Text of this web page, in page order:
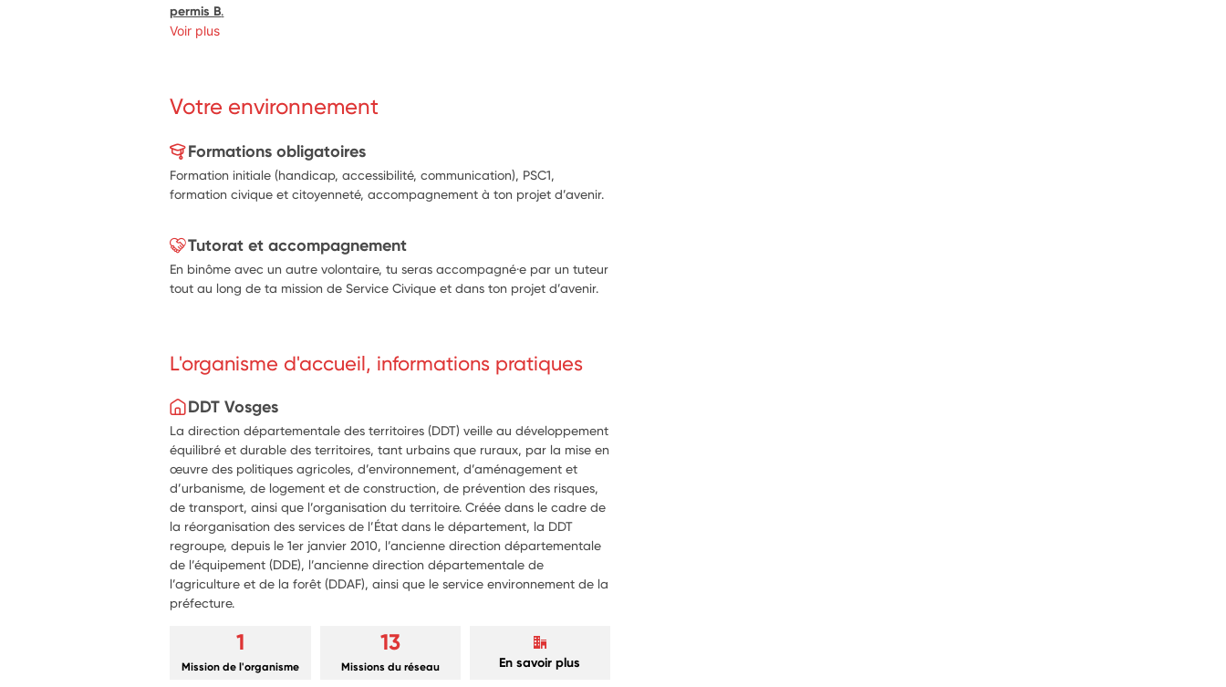
permis B.
Voir plus
Votre environnement
Formations obligatoires
Formation initiale (handicap, accessibilité, communication), PSC1,
formation civique et citoyenneté, accompagnement à ton projet d’avenir.
Tutorat et accompagnement
En binôme avec un autre volontaire, tu seras accompagné·e par un tuteur
tout au long de ta mission de Service Civique et dans ton projet d’avenir.
L'organisme d'accueil, informations pratiques
DDT Vosges
La direction départementale des territoires (DDT) veille au développement
équilibré et durable des territoires, tant urbains que ruraux, par la mise en
œuvre des politiques agricoles, d’environnement, d’aménagement et
d’urbanisme, de logement et de construction, de prévention des risques,
de transport, ainsi que l’organisation du territoire. Créée dans le cadre de
la réorganisation des services de l’État dans le département, la DDT
regroupe, depuis le 1er janvier 2010, l’ancienne direction départementale
de l’équipement (DDE), l’ancienne direction départementale de
l’agriculture et de la forêt (DDAF), ainsi que le service environnement de la
préfecture.
1
Mission de l'organisme
13
Missions du réseau En savoir plus